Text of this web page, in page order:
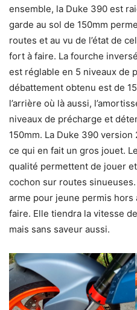
ensemble, la Duke 390 est
garde au sol de 150mm
routes et au vu de l’état de
fort à faire. La fourche
est réglable en 5 niveaux de
débattement obtenu est de
l’arrière où là aussi,
niveaux de précharge et
150mm. La Duke 390
ce qui en fait un gros jouet.
qualité permettent de jouer
cochon sur routes
arme pour jeune permis hors
faire. Elle tiendra la vitesse
mais sans saveur aussi.